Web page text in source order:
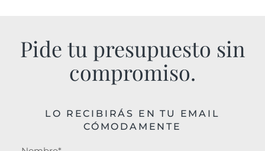
Pide tu presupuesto sin
compromiso.
LO RECIBIRÁS EN TU EMAIL
CÓMODAMENTE